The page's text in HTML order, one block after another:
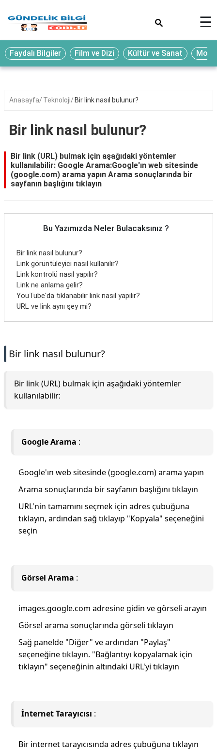
Eğitim
Ekonomi
Seyahat
Oyun
Yaşam
Hukuk
☰
Faydalı Bilgiler Film ve Dizi Kültür ve Sanat
Anasayfa Teknoloji Bir link nasıl bulunur?
Bir link nasıl bulunur?
Bir link (URL) bulmak için aşağıdaki yöntemler
kullanılabilir: Google Arama:Google'ın web sitesinde
(google.com) arama yapın Arama sonuçlarında bir
sayfanın başlığını tıklayın
Bu Yazımızda Neler Bulacaksınız ?
Bir link nasıl bulunur?
Link görüntüleyici nasıl kullanılır?
Link kontrolü nasıl yapılır?
Link ne anlama gelir?
YouTube'da tıklanabilir link nasıl yapılır?
URL ve link aynı şey mi?
Bir link nasıl bulunur?
Bir link (URL) bulmak için aşağıdaki yöntemler
kullanılabilir:
Google Arama :
Google'ın web sitesinde (google.com) arama yapın
Arama sonuçlarında bir sayfanın başlığını tıklayın
URL'nin tamamını seçmek için adres çubuğuna
tıklayın, ardından sağ tıklayıp "Kopyala" seçeneğini
seçin
Görsel Arama :
images.google.com adresine gidin ve görseli arayın
Görsel arama sonuçlarında görseli tıklayın
Sağ panelde "Diğer" ve ardından "Paylaş"
seçeneğine tıklayın. "Bağlantıyı kopyalamak için
tıklayın" seçeneğinin altındaki URL'yi tıklayın
İnternet Tarayıcısı :
Bir internet tarayıcısında adres çubuğuna tıklayın